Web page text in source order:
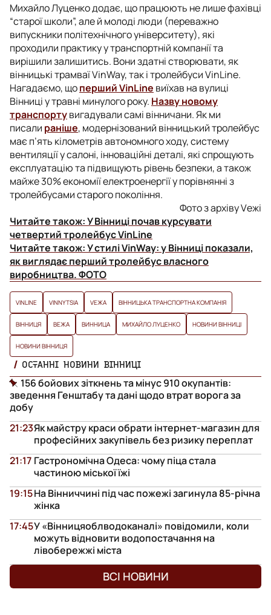
Михайло Луценко додає, що працюють не лише фахівці
“старої школи”, але й молоді люди (переважно
випускники політехнічного університету), які
проходили практику у транспортній компанії та
вирішили залишитись. Вони здатні створювати, як
вінницькі трамваї VinWay, так і тролейбуси VinLine.
Нагадаємо, щоперший VinLine виїхав на вулиці
Вінниці у травні минулого року. Назву новому
транспортувигадували самі вінничани. Як ми
писали раніше, модернізований вінницький тролейбус
має п’ять кілометрів автономного ходу, систему
вентиляції у салоні, інноваційні деталі, які спрощують
експлуатацію та підвищують рівень безпеки, а також
майже 30% економії електроенергії у порівнянні з
тролейбусами старого покоління.
Фото з архіву Vежі
Читайте також:У Вінниці почав курсувати
четвертий тролейбус VinLine
Читайте також:У стилі VinWay: у Вінниці показали,
як виглядає перший тролейбус власного
виробництва. ФОТО
VINLINE VINNYTSIA VЕЖА ВІННИЦЬКА ТРАНСПОРТНА КОМПАНІЯ
ВІННИЦЯ ВЕЖА ВИННИЦА МИХАЙЛО ЛУЦЕНКО НОВИНИ ВІННИЦІ
НОВИНИ ВІННИЦЯ
ОСТАННІ НОВИНИ ВІННИЦІ
156 бойових зіткнень та мінус 910 окупантів:
зведення Генштабу та дані щодо втрат ворога за
добу
Як майстру краси обрати інтернет-магазин для
професійних закупівель без ризику переплат
21:23
Гастрономічна Одеса: чому піца стала
частиною міської їжі
21:17
На Вінниччині під час пожежі загинула 85-річна
жінка
19:15
У «Вінницяоблводоканалі» повідомили, коли
можуть відновити водопостачання на
лівобережжі міста
17:45
ВСІ НОВИНИ